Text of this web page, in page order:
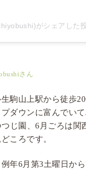
がシェアした
さん
駒山上駅から徒歩
ダウンに富んでい
じ園、6月ごろは関
ころです。
年6月第3土曜日か